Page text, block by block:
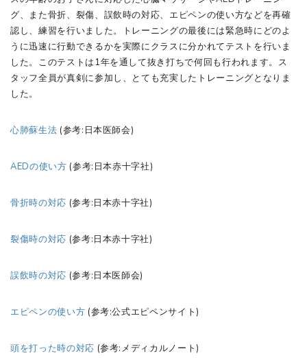
グ、また骨折、裂傷、誤飲時の対応、エピペンの使い方などを再確
認し、練習を行いました。トレーニングの最後には緊急時にどのよ
うに迅速に行動できるかを実際にクラスに分かれてテストを行いま
した。このテストは1年を通して抜き打ちで何回も行われます。ス
タッフ全員が真剣に参加し、とても充実したトレーニングとなりま
した。
心肺蘇生法 (参考:日本医師会)
AEDの使い方 (参考:日本赤十字社)
骨折時の対応 (参考:日本赤十字社)
裂傷時の対応 (参考:日本赤十字社)
誤飲時の対応 (参考:日本医師会)
エピペンの使い方 (参考:公式エピペンサイト)
頭を打った時の対応 (参考:メディカルノート)